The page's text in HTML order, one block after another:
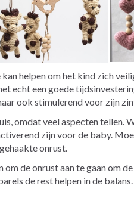
helpen om het kind zich
echt een goede
ook stimulerend voor zijn
omdat veel aspecten tellen.
zijn voor de baby.
onrust.
de onrust aan te gaan om
de rest helpen in de